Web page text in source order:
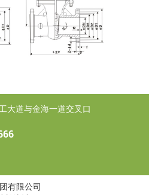
大道与金海一道交叉口
有限公司